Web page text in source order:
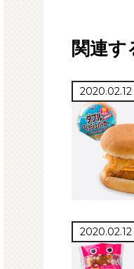
関連す
2020.02.12
2020.02.12